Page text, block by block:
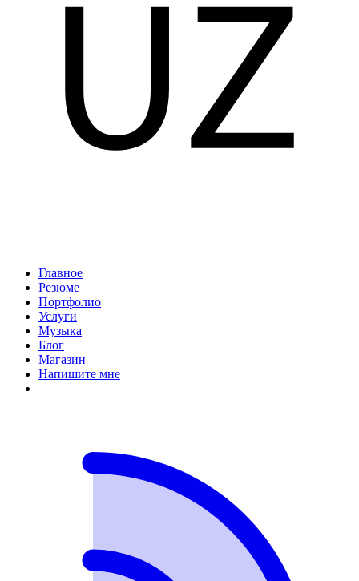
Главное
Резюме
Портфолио
Услуги
Музыка
Блог
Магазин
Напишите мне